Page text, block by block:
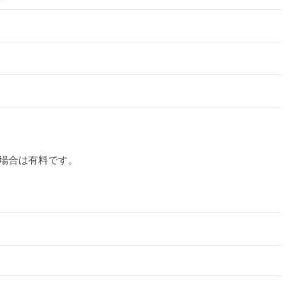
合は有料です。